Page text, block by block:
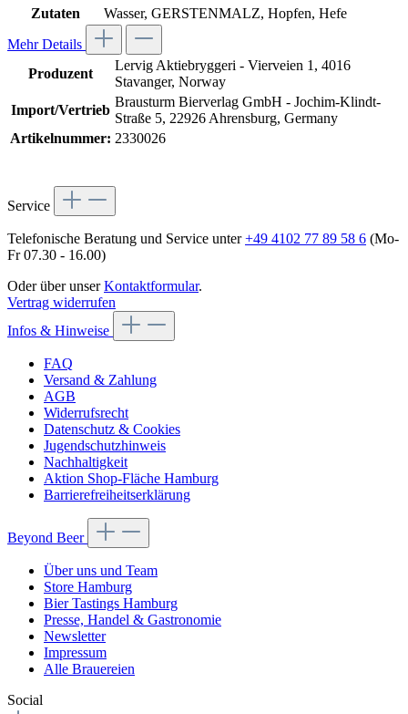
Zutaten
Wasser, GERSTENMALZ, Hopfen, Hefe
Mehr Details
Produzent
Lervig Aktiebryggeri - Vierveien 1, 4016
Stavanger, Norway
Import/Vertrieb
Brausturm Bierverlag GmbH - Jochim-Klindt-
Straße 5, 22926 Ahrensburg, Germany
Artikelnummer: 2330026
Service
Telefonische Beratung und Service unter+49 4102 77 89 58 6 (Mo-
Fr 07.30 - 16.00)
Oder über unserKontaktformular.
Vertrag widerrufen
Infos & Hinweise
FAQ
Versand & Zahlung
AGB
Widerrufsrecht
Datenschutz & Cookies
Jugendschutzhinweis
Nachhaltigkeit
Aktion Shop-Fläche Hamburg
Barrierefreiheitserklärung
Beyond Beer
Über uns und Team
Store Hamburg
Bier Tastings Hamburg
Presse, Handel & Gastronomie
Newsletter
Impressum
Alle Brauereien
Social